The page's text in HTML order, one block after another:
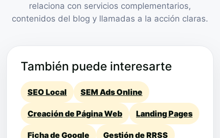
relaciona con servicios complementarios,
contenidos del blog y llamadas a la acción claras.
También puede interesarte
SEO Local SEM Ads Online
Creación de Página Web Landing Pages
Ficha de Google Gestión de RRSS